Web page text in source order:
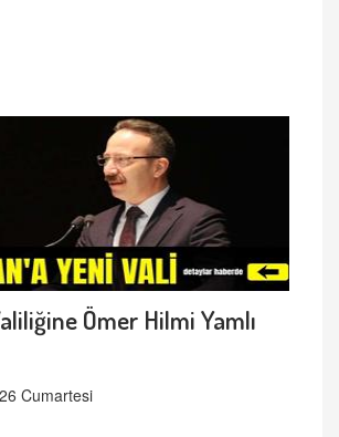
Ömer Hilmi Yamlı
Cumartesi